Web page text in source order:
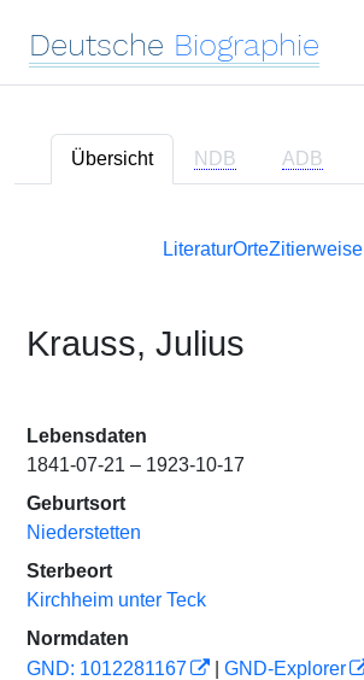
Deutsche Biographie
Übersicht NDB ADB
LiteraturOrteZitierweise
Krauss, Julius
Lebensdaten
1841-07-21 – 1923-10-17
Geburtsort
Niederstetten
Sterbeort
Kirchheim unter Teck
Normdaten
GND: 1012281167
GND-Explorer